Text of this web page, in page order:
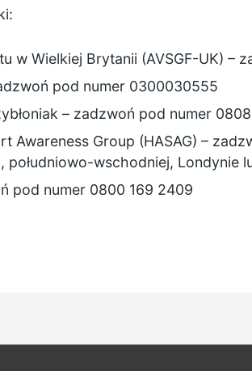
w Wielkiej Brytanii (AVSGF-UK) –
pod numer 0300030555
– zadzwoń pod numer
Awareness Group (HASAG) –
południowo-wschodniej, Londynie
pod numer 0800 169 2409